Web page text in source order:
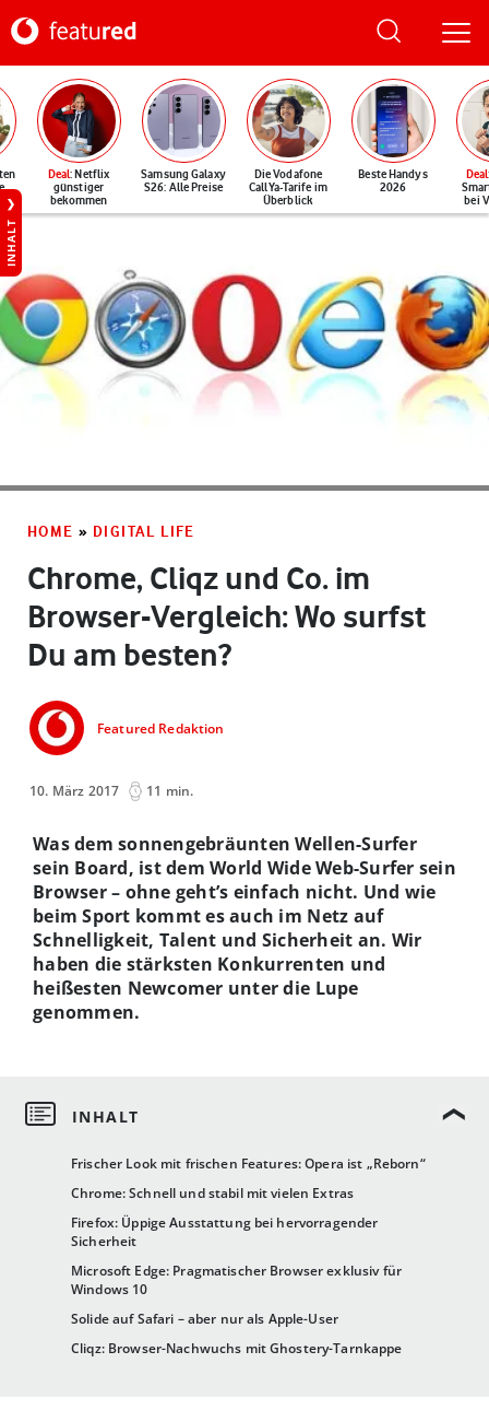
Deal: Netflix
günstiger
bekommen
Samsung Galaxy
S26: Alle Preise
Die Vodafone
CallYa-Tarife im
Überblick
Beste Handys
2026
Deal
bei
INHALT
HOME » DIGITAL LIFE
Chrome, Cliqz und Co. im
Browser-Vergleich: Wo surfst
Du am besten?
Featured Redaktion
10. März 2017 11 min.
Frischer Look mit frischen Features: Opera ist „Reborn“
Chrome: Schnell und stabil mit vielen Extras
Firefox: Üppige Ausstattung bei hervorragender
Sicherheit
Microsoft Edge: Pragmatischer Browser exklusiv für
Windows 10
Solide auf Safari – aber nur als Apple-User
Cliqz: Browser-Nachwuchs mit Ghostery-Tarnkappe
Was dem sonnengebräunten Wellen-Surfer
sein Board, ist dem World Wide Web-Surfer sein
Browser – ohne geht’s einfach nicht. Und wie
beim Sport kommt es auch im Netz auf
Schnelligkeit, Talent und Sicherheit an. Wir
haben die stärksten Konkurrenten und
heißesten Newcomer unter die Lupe
genommen.